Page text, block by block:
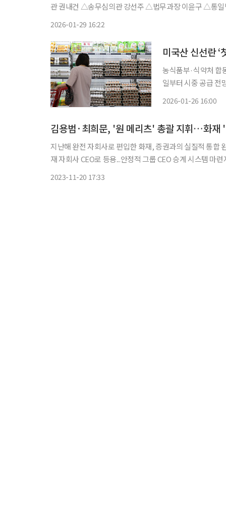
관 권내건 △송무심의관 강선주 △법무과장 이윤구 △통
2026-01-29 16:22
미국산 신선란
농식품부·식약처 합
일부터 시중 공급 전망…가격·안전 동시
2026-01-26 16:00
김용범·최희문, '원 메리츠' 총괄 지휘…화재
지난해 완전 자회사로 편입한 화재, 증권과의 실질적 통합 완성 현 화재, 증권 CEO가 지주로 이동해 그룹 경영 전반 총괄
재 자회사 CEO로 등용...안정적 그룹 CEO 승계 시스템 마
2023-11-20 17:33